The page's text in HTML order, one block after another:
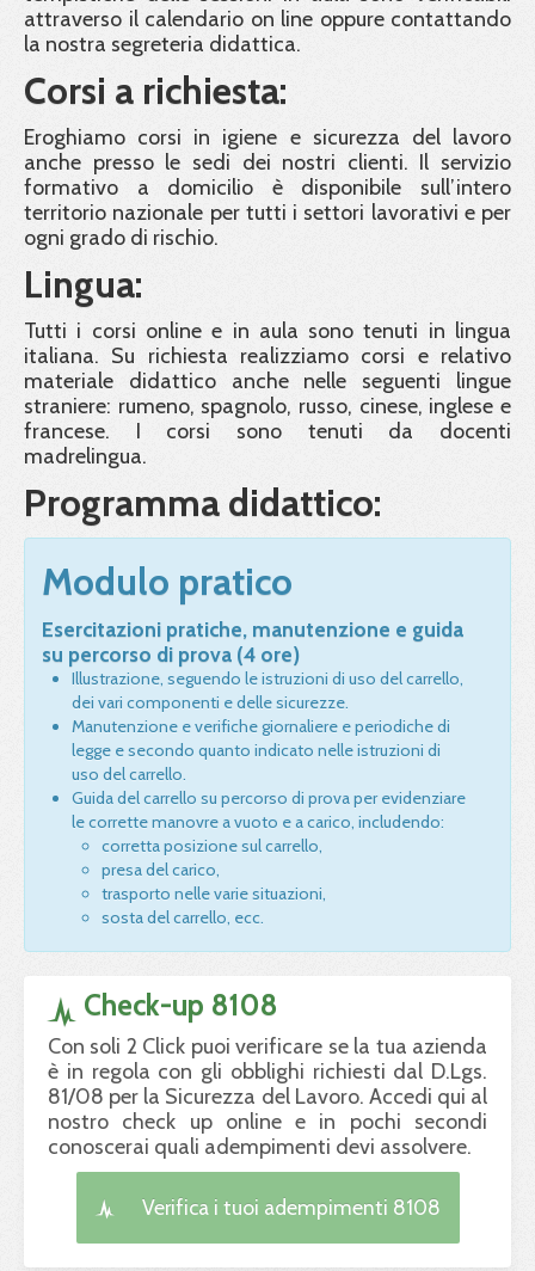
attraverso il calendario on line oppure contattando
la nostra segreteria didattica.
Corsi a richiesta:
Eroghiamo corsi in igiene e sicurezza del lavoro
anche presso le sedi dei nostri clienti. Il servizio
formativo a domicilio è disponibile sull’intero
territorio nazionale per tutti i settori lavorativi e per
ogni grado di rischio.
Lingua:
Tutti i corsi online e in aula sono tenuti in lingua
italiana. Su richiesta realizziamo corsi e relativo
materiale didattico anche nelle seguenti lingue
straniere: rumeno, spagnolo, russo, cinese, inglese e
francese. I corsi sono tenuti da docenti
madrelingua.
Programma didattico:
Modulo pratico
Esercitazioni pratiche, manutenzione e guida
su percorso di prova (4 ore)
Illustrazione, seguendo le istruzioni di uso del carrello,
dei vari componenti e delle sicurezze.
Manutenzione e verifiche giornaliere e periodiche di
legge e secondo quanto indicato nelle istruzioni di
uso del carrello.
Guida del carrello su percorso di prova per evidenziare
le corrette manovre a vuoto e a carico, includendo:
corretta posizione sul carrello,
presa del carico,
trasporto nelle varie situazioni,
sosta del carrello, ecc.
Check-up 8108
Con soli 2 Click puoi verificare se la tua azienda
è in regola con gli obblighi richiesti dal D.Lgs.
81/08 per la Sicurezza del Lavoro. Accedi qui al
nostro check up online e in pochi secondi
conoscerai quali adempimenti devi assolvere.
Verifica i tuoi adempimenti 8108